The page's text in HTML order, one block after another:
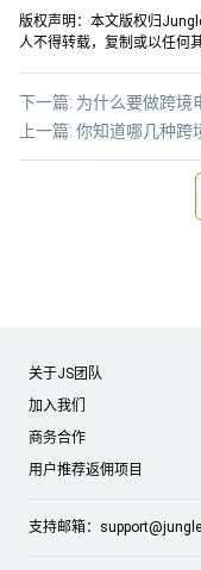
版权声明：本文版权归
人不得转载，复制或以任何
上一篇: 你知道哪几种跨
下一篇: 为什么要做跨境
关于JS团队
加入我们
商务合作
用户推荐返佣项目
支持邮箱：